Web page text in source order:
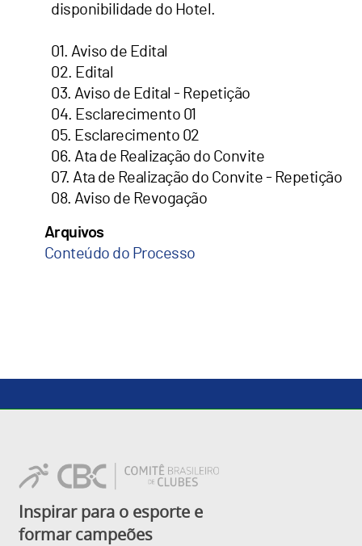
disponibilidade do Hotel.
01. Aviso de Edital
02. Edital
03. Aviso de Edital - Repetição
04. Esclarecimento 01
05. Esclarecimento 02
06. Ata de Realização do Convite
07. Ata de Realização do Convite - Repetição
08. Aviso de Revogação
Arquivos
Conteúdo do Processo
Inspirar para o esporte e
formar campeões